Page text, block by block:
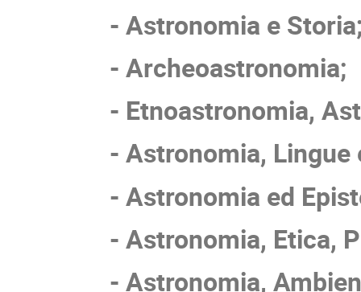
- Astronomia e
- Archeoastronomia;
- Etnoastronomia,
- Astronomia, Lingue
- Astronomia ed
- Astronomia, Etica,
- Astronomia,